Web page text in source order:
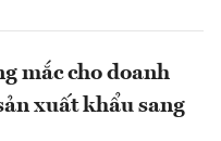
mắc cho doanh
xuất khẩu sang